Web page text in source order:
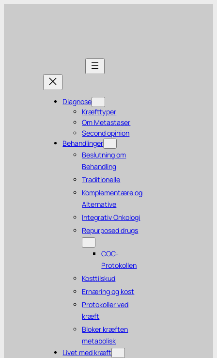
Diagnose
Kræfttyper
Om Metastaser
Second opinion
Behandlinger
Beslutning om
Behandling
Traditionelle
Komplementære og
Alternative
Integrativ Onkologi
Repurposed drugs
COC-
Protokollen
Kosttilskud
Ernæring og kost
Protokoller ved
kræft
Bloker kræften
metabolisk
Livet med kræft